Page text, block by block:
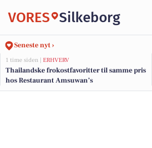
VORES Silkeborg
Seneste nyt ›
1 time siden | ERHVERV
Thailandske frokostfavoritter til samme pris
hos Restaurant Amsuwan’s